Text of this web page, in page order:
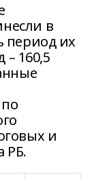
в
период их
– 160,5
и
РБ.